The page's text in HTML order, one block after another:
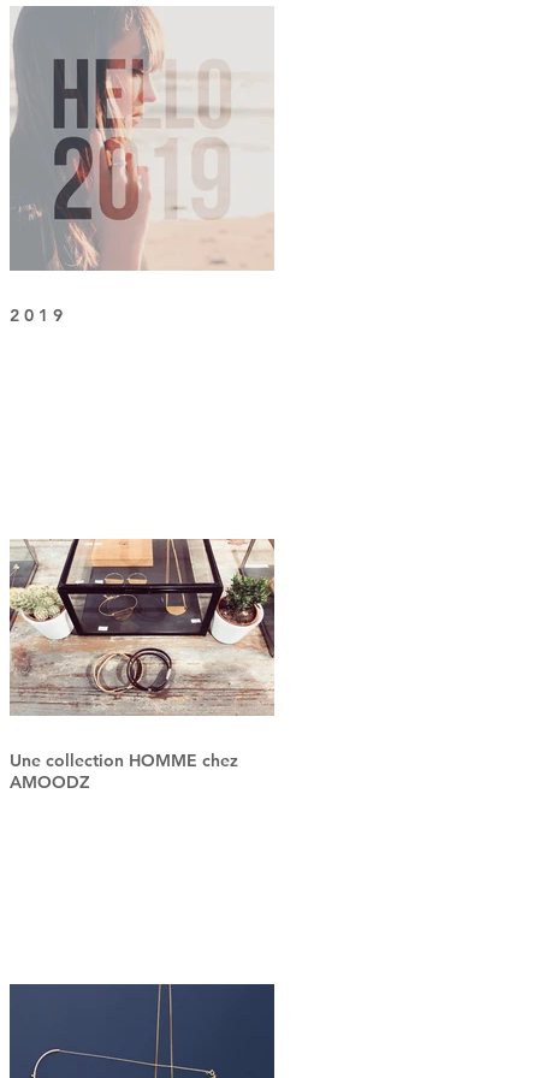
2 0 1 9
Une collection HOMME chez
AMOODZ